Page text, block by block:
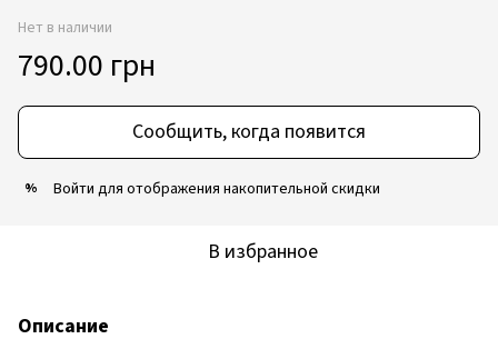
Нет в наличии
790.00 грн
Сообщить, когда появится
% Войти для отображения накопительной скидки
В избранное
Описание